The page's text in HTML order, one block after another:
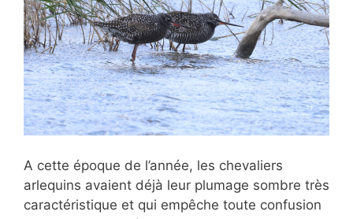
A cette époque de l’année, les chevaliers
arlequins avaient déjà leur plumage sombre très
caractéristique et qui empêche toute confusion